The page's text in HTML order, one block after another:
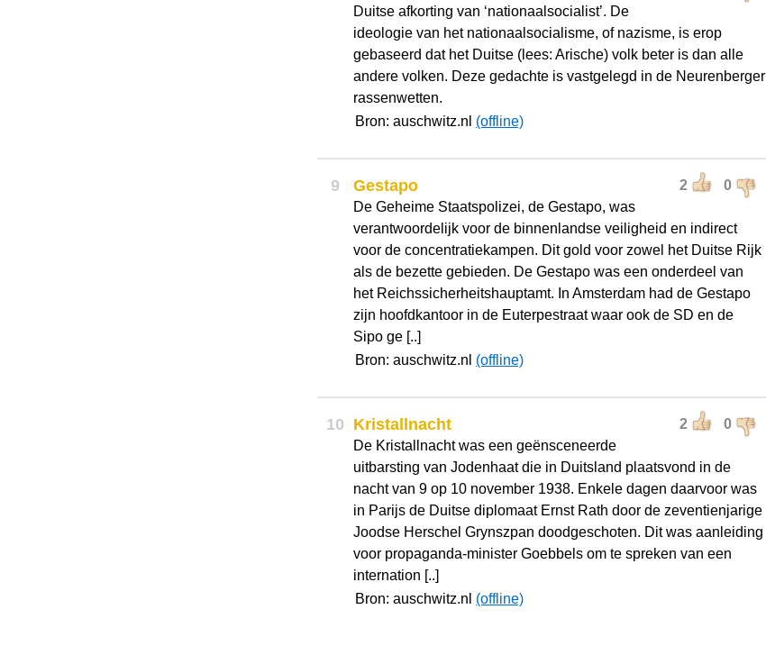
Duitse afkorting van ‘nationaalsocialist’. De
ideologie van het nationaalsocialisme, of nazisme, is erop
gebaseerd dat het Duitse (lees: Arische) volk beter is dan alle
andere volken. Deze gedachte is vastgelegd in de Neurenberger
rassenwetten.
Bron: auschwitz.nl (offline)
9 2 0
Gestapo
De Geheime Staatspolizei, de Gestapo, was
verantwoordelijk voor de binnenlandse veiligheid en indirect
voor de concentratiekampen. Dit gold voor zowel het Duitse Rijk
als de bezette gebieden. De Gestapo was een onderdeel van
het Reichssicherheitshauptamt. In Amsterdam had de Gestapo
zijn hoofdkantoor in de Euterpestraat waar ook de SD en de
Sipo ge [..]
Bron: auschwitz.nl (offline)
10 2 0
Kristallnacht
De Kristallnacht was een geënsceneerde
uitbarsting van Jodenhaat die in Duitsland plaatsvond in de
nacht van 9 op 10 november 1938. Enkele dagen daarvoor was
in Parijs de Duitse diplomaat Ernst Rath door de zeventienjarige
Joodse Herschel Grynszpan doodgeschoten. Dit was aanleiding
voor propaganda-minister Goebbels om te spreken van een
internation [..]
Bron: auschwitz.nl (offline)